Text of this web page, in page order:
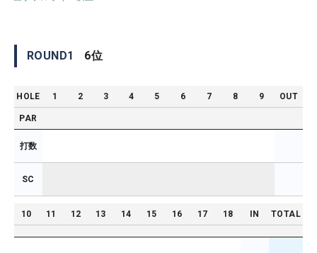
ROUND1 6位
HOLE 1 2 3 4 5 6 7 8 9 OUT
PAR
打数
SC
10 11 12 13 14 15 16 17 18 IN TOTAL